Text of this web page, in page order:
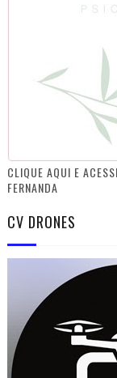
CLIQUE AQUI E
FERNANDA
CV DRONES